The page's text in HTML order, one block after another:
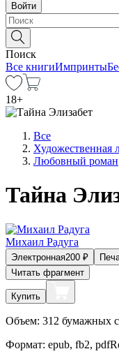
Войти
Поиск
Все книгиИмпринты
18+
Все
Художественная
Любовный роман
Тайна
Михаил Радуга
Электронная200 ₽
Читать фрагмент
Купить
Объем: 312 бумажных
Формат: epub, fb2,